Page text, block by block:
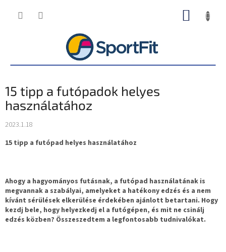
KOSÁR
15 tipp a futópadok helyes
használatához
2023.1.18
15 tipp a futópad helyes használatához
Ahogy a hagyományos futásnak, a futópad használatának is
megvannak a szabályai, amelyeket a hatékony edzés és a nem
kívánt sérülések elkerülése érdekében ajánlott betartani. Hogy
kezdj bele, hogy helyezkedj el a futógépen, és mit ne csinálj
edzés közben? Összeszedtem a legfontosabb tudnivalókat.